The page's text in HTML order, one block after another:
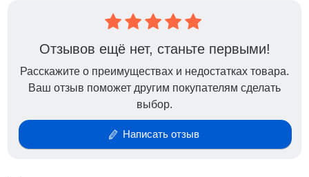
Отзывов ещё нет, станьте первыми!
Расскажите о преимуществах и недостатках товара.
Ваш отзыв поможет другим покупателям сделать
выбор.
Написать отзыв